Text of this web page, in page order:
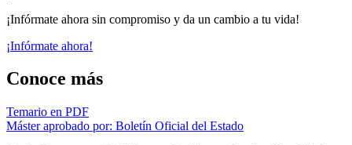
¡Infórmate ahora sin compromiso y da un cambio a tu vida!
¡Infórmate ahora!
Conoce más
Temario en PDF
Máster aprobado por: Boletín Oficial del Estado